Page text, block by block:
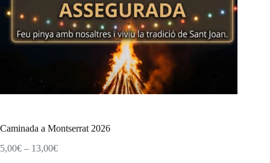
Caminada a Montserrat 2026
5,00€ – 13,00€Interval